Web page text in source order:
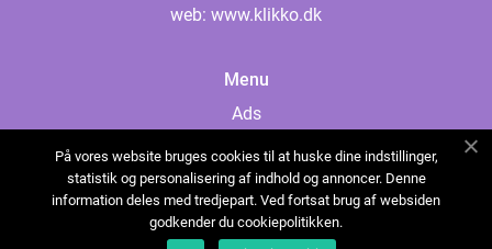
web: www.klikko.dk
Menu
Ads
Cookies
Contact
Sitemap
På vores website bruges cookies til at huske dine indstillinger,
statistik og personalisering af indhold og annoncer. Denne
information deles med tredjepart. Ved fortsat brug af websiden
godkender du cookiepolitikken.